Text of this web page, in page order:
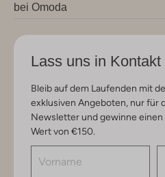
bei Omoda
Lass uns in Kontakt
Bleib auf dem Laufenden mit
exklusiven Angeboten, nur für
Newsletter und gewinne
Wert von €150.